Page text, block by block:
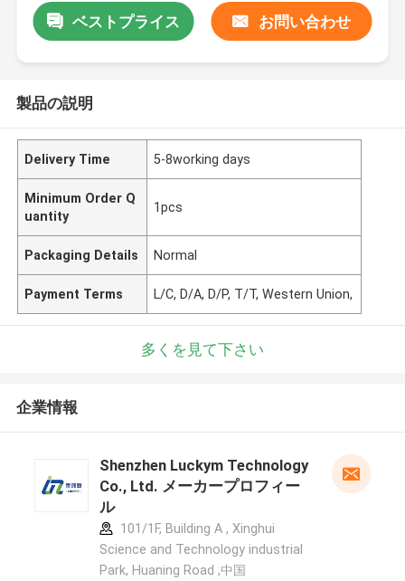
ベストプライス お問い合わせ
製品の説明
Delivery Time 5-8working days
Minimum Order Q
uantity
1pcs
Packaging Details Normal
Payment Terms L/C, D/A, D/P, T/T, Western Union,
多くを見て下さい
企業情報
Shenzhen Luckym Technology
Co., Ltd. メーカープロフィー
ル
101/1F, Building A , Xinghui
Science and Technology industrial
Park, Huaning Road ,中国